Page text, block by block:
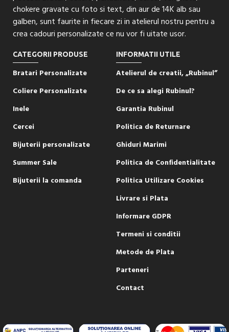
chokere gravate cu foto si text, din aur de 14K alb sau
galben, sunt faurite in fiecare zi in atelierul nostru pentru a
crea cadouri personalizate ce nu vor fi uitate usor.
CATEGORII PRODUSE
Bratari Personalizate
Coliere Personalizate
Inele
Cercei
Bijuterii personalizate
Summer Sale
Bijuterii la comanda
INFORMATII UTILE
Atelierul de creatii, „Rubinul”
De ce sa alegi Rubinul?
Garantia Rubinul
Politica de Returnare
Ghiduri Marimi
Politica de Confidentialitate
Politica Utilizare Cookies
Livrare si Plata
Informare GDPR
Termeni si conditii
Metode de Plata
Parteneri
Contact